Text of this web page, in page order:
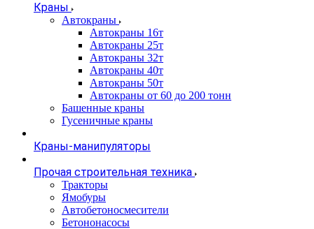
Краны
Автокраны
Автокраны 16т
Автокраны 25т
Автокраны 32т
Автокраны 40т
Автокраны 50т
Автокраны от 60 до 200 тонн
Башенные краны
Гусеничные краны
Краны-манипуляторы
Прочая строительная техника
Тракторы
Ямобуры
Автобетоносмесители
Бетононасосы